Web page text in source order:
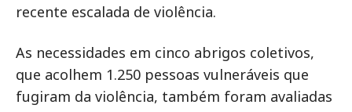
recente escalada de violência.
As necessidades em cinco abrigos coletivos,
que acolhem 1.250 pessoas vulneráveis que
fugiram da violência, também foram avaliadas